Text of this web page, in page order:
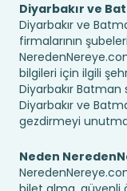
Diyarbakır ve
Diyarbakır ve
firmalarının
bilgileri için ilgili
Diyarbakır
Diyarbakır ve
gezdirmeyi
Neden